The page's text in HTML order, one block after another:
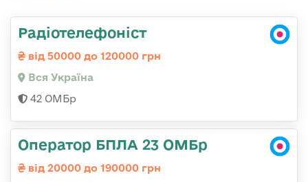
Радіотелефоніст
від 50000 до 120000 грн
Вся Україна
42 ОМБр
Оператор БПЛА 23 ОМБр
від 20000 до 190000 грн